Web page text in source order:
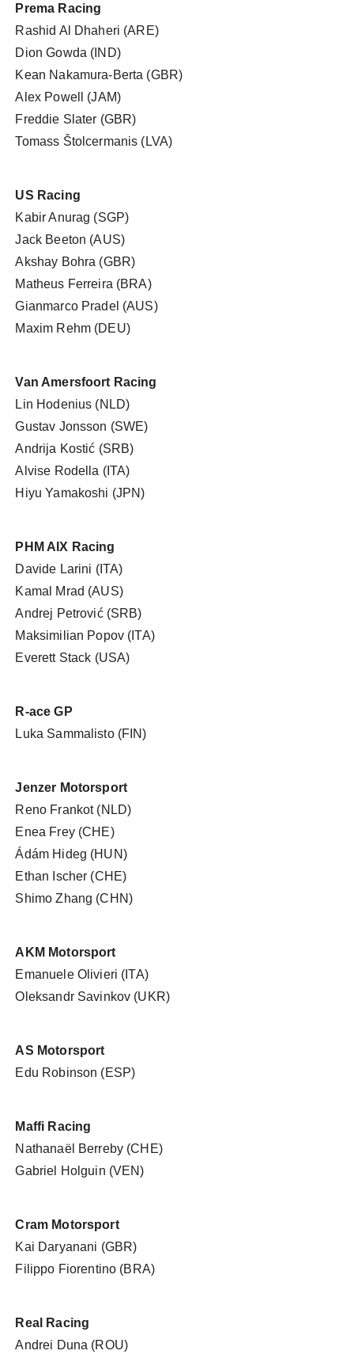
Prema Racing
Rashid Al Dhaheri (ARE)
Dion Gowda (IND)
Kean Nakamura-Berta (GBR)
Alex Powell (JAM)
Freddie Slater (GBR)
Tomass Štolcermanis (LVA)
US Racing
Kabir Anurag (SGP)
Jack Beeton (AUS)
Akshay Bohra (GBR)
Matheus Ferreira (BRA)
Gianmarco Pradel (AUS)
Maxim Rehm (DEU)
Van Amersfoort Racing
Lin Hodenius (NLD)
Gustav Jonsson (SWE)
Andrija Kostić (SRB)
Alvise Rodella (ITA)
Hiyu Yamakoshi (JPN)
PHM AIX Racing
Davide Larini (ITA)
Kamal Mrad (AUS)
Andrej Petrović (SRB)
Maksimilian Popov (ITA)
Everett Stack (USA)
R-ace GP
Luka Sammalisto (FIN)
Jenzer Motorsport
Reno Frankot (NLD)
Enea Frey (CHE)
Ádám Hideg (HUN)
Ethan Ischer (CHE)
Shimo Zhang (CHN)
AKM Motorsport
Emanuele Olivieri (ITA)
Oleksandr Savinkov (UKR)
AS Motorsport
Edu Robinson (ESP)
Maffi Racing
Nathanaël Berreby (CHE)
Gabriel Holguin (VEN)
Cram Motorsport
Kai Daryanani (GBR)
Filippo Fiorentino (BRA)
Real Racing
Andrei Duna (ROU)